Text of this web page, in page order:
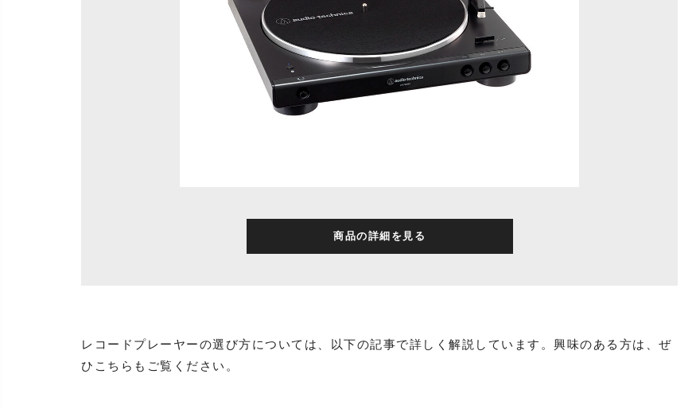
商品の詳細を見る
レコードプレーヤーの選び方については、以下の記事で詳しく解説しています。興味のある方は、ぜ
ひこちらもご覧ください。